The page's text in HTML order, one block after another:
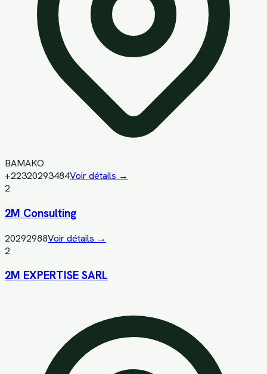
BAMAKO
+22320293484Voir détails →
2
2M Consulting
20292988Voir détails →
2
2M EXPERTISE SARL